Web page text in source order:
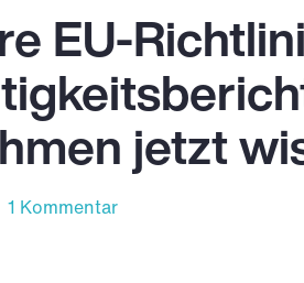
EU-
jetzt
1 Kommentar